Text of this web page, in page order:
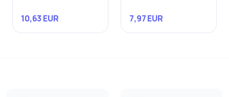
10,63 EUR 7,97 EUR